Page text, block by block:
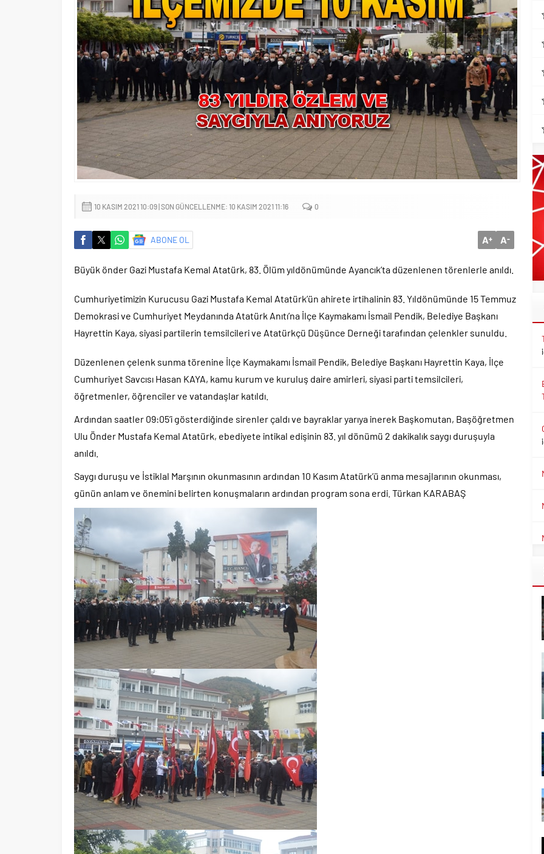
10 KASIM 2021 10:09 | SON GÜNCELLENME: 10 KASIM 2021 11:16 0
ABONE OL A+ A-
Büyük önder Gazi Mustafa Kemal Atatürk, 83. Ölüm yıldönümünde Ayancık’ta düzenlenen törenlerle anıldı.
Cumhuriyetimizin Kurucusu Gazi Mustafa Kemal Atatürk’ün ahirete irtihalinin 83. Yıldönümünde 15 Temmuz
Demokrasi ve Cumhuriyet Meydanında Atatürk Anıtı’na İlçe Kaymakamı İsmail Pendik, Belediye Başkanı
Hayrettin Kaya, siyasi partilerin temsilcileri ve Atatürkçü Düşünce Derneği tarafından çelenkler sunuldu.
Düzenlenen çelenk sunma törenine İlçe Kaymakamı İsmail Pendik, Belediye Başkanı Hayrettin Kaya, İlçe
Cumhuriyet Savcısı Hasan KAYA, kamu kurum ve kuruluş daire amirleri, siyasi parti temsilcileri,
öğretmenler, öğrenciler ve vatandaşlar katıldı.
Ardından saatler 09:05’i gösterdiğinde sirenler çaldı ve bayraklar yarıya inerek Başkomutan, Başöğretmen
Ulu Önder Mustafa Kemal Atatürk, ebediyete intikal edişinin 83. yıl dönümü 2 dakikalık saygı duruşuyla
anıldı.
Saygı duruşu ve İstiklal Marşının okunmasının ardından 10 Kasım Atatürk’ü anma mesajlarının okunması,
günün anlam ve önemini belirten konuşmaların ardından program sona erdi. Türkan KARABAŞ